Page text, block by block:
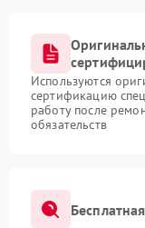
Используются
сертификацию
работу после
обязательств